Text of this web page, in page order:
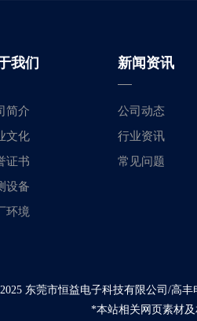
我们
简介
文化
证书
设备
环境
新闻资讯
公司动态
行业资讯
常见问题
东莞市恒益电子科技有限公司/高
*本站相关网页素材